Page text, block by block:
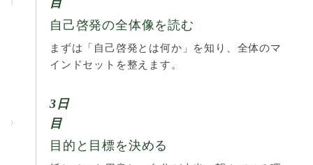
目
自己啓発の全体像を読む
まずは「自己啓発とは何か」を知り、全体のマ
インドセットを整えます。
3日
目
目的と目標を決める